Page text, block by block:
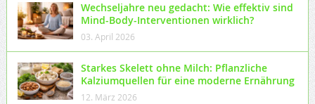
Wechseljahre neu gedacht: Wie effektiv sind
Mind-Body-Interventionen wirklich?
03. April 2026
Starkes Skelett ohne Milch: Pflanzliche
Kalziumquellen für eine moderne Ernährung
12. März 2026